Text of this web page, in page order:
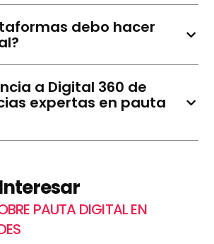
debo hacer
a Digital 360 de
expertas en pauta
PAUTA DIGITAL EN